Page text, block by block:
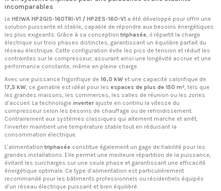
incomparables
Le HEIWA HP2GIS-160TRI-V1 / HP2ES-160-V1 a été développé pour offrir une
solution puissante et stable, capable de répondre aux besoins énergétiques
les plus exigeants. Grâce à sa conception triphasée, il répartit la charge
électrique sur trois phases distinctes, garantissant un équilibre parfait du
réseau électrique. Cette configuration évite les pics de tension et réduit les
contraintes sur le compresseur, assurant ainsi une longévité accrue et une
performance constante, même en pleine charge.
Avec une puissance frigorifique de 16,0 kW et une capacité calorifique de
17,5 kW , ce gainable est idéal pour les espaces de plus de 150 m² , tels que
les grandes maisons, les commerces, les salles de réunion ou les zones
d’accueil. La technologie inverterajuste en continu la vitesse du
compresseur selon les besoins de chauffage ou de refroidissement.
Contrairement aux systèmes classiques qui alternent marche et arrêt,
l’inverter maintient une température stable tout en réduisant la
consommation électrique.
L’alimentation triphasée constitue également un gage de fiabilité pour les
grandes installations. Elle permet une meilleure répartition de la puissance,
évitant les surcharges sur une seule phase et garantissant une efficacité
énergétique optimale. Ce type d’alimentation est particulièrement
recommandé pour les bâtiments professionnels ou résidentiels équipés
d’un réseau électrique puissant et bien équilibré.